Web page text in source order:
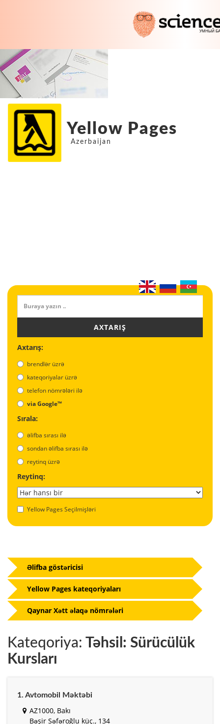
Yellow Pages
Azerbaijan
AXTARIŞ
Axtarış:
brendlər üzrə
kateqoriyalar üzrə
telefon nömrələri ilə
via Google™
Sırala:
əlifba sırası ilə
sondan əlifba sırası ilə
reytinq üzrə
Reytinq:
Yellow Pages Seçilmişləri
Kateqoriya: Təhsil: Sürücülük
Kursları
1. Avtomobil Məktəbi
AZ1000, Bakı
Bəşir Səfəroğlu küç., 134
Əlifba göstəricisi
Yellow Pages kateqoriyaları
Qaynar Xətt əlaqə nömrələri